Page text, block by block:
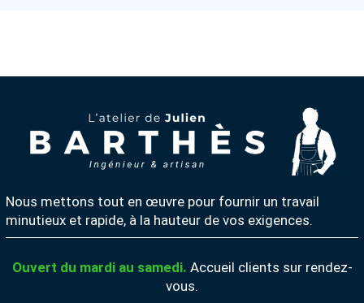
Nous mettons tout en œuvre pour fournir un travail
minutieux et rapide, à la hauteur de vos exigences.
Ouvert du mardi au samedi. Accueil clients sur rendez-
vous.